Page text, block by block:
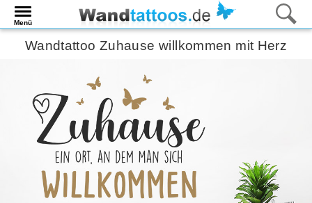
Menü
Wandtattoo Zuhause willkommen mit Herz